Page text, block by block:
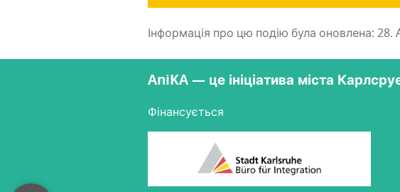
Інформація про цю подію була оновлена: 28.
AniKA — це ініціатива міста
Фінансується